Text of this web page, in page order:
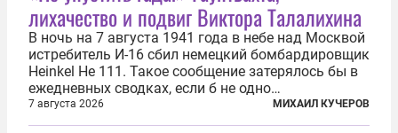
лихачество и подвиг Виктора Талалихина
В ночь на 7 августа 1941 года в небе над Москвой
истребитель И-16 сбил немецкий бомбардировщик
Heinkel He 111. Такое сообщение затерялось бы в
ежедневных сводках, если б не одно
обстоятельство. Это был один из первых в
истории отечественной авиации ночных таранов.
7 августа 2026 МИХАИЛ КУЧЕРОВ